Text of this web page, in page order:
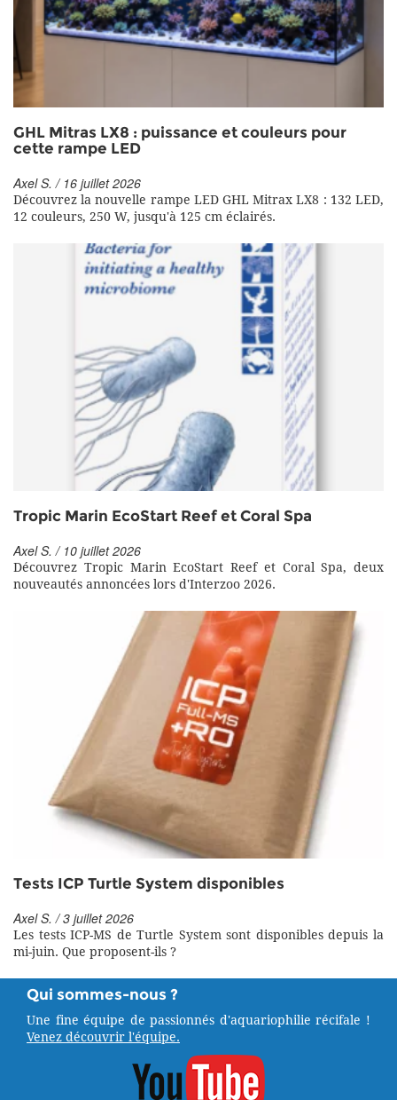
GHL Mitras LX8 : puissance et couleurs pour
cette rampe LED
Axel S. / 16 juillet 2026
Découvrez la nouvelle rampe LED GHL Mitrax LX8 : 132 LED,
12 couleurs, 250 W, jusqu'à 125 cm éclairés.
Tropic Marin EcoStart Reef et Coral Spa
Axel S. / 10 juillet 2026
Découvrez Tropic Marin EcoStart Reef et Coral Spa, deux
nouveautés annoncées lors d'Interzoo 2026.
Tests ICP Turtle System disponibles
Axel S. / 3 juillet 2026
Les tests ICP-MS de Turtle System sont disponibles depuis la
mi-juin. Que proposent-ils ?
Qui sommes-nous ?
Une fine équipe de passionnés d'aquariophilie récifale !
Venez découvrir l'équipe.